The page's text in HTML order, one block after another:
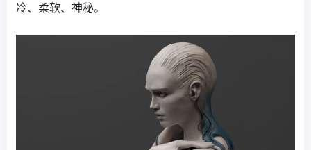
冷、柔软、神秘。